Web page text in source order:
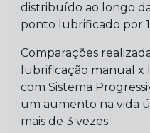
distribuído ao longo
ponto lubrificado por
Comparações
lubrificação manual
com Sistema
um aumento na vida
mais de 3 vezes.